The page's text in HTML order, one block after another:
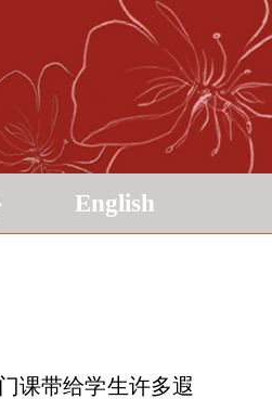
English
课带给学生许多遐